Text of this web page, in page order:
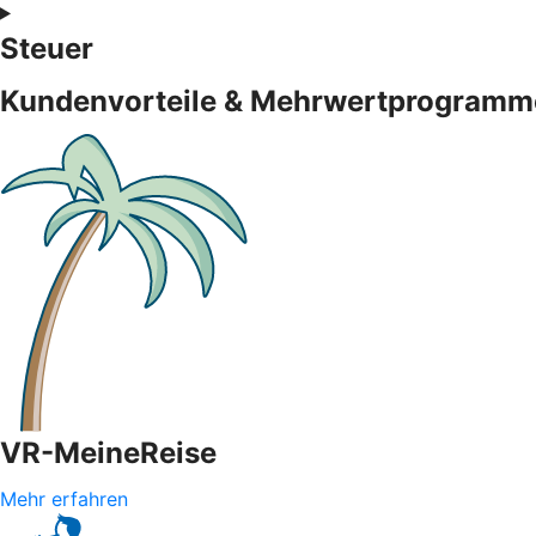
Steuer
Kundenvorteile &
VR-MeineReise
Mehr erfahren